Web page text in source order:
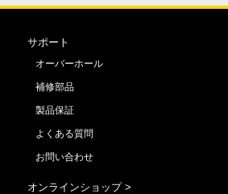
サポート
オーバーホール
補修部品
製品保証
よくある質問
お問い合わせ
オンラインショップ >